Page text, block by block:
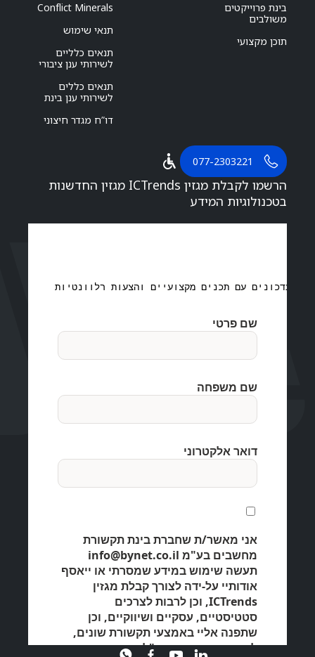
בינת פרוייקטים
משולבים
תוכן מקצועי
Conflict Minerals
תנאי שימוש
תנאים כלליים
לשירותי ענן ציבורי
תנאים כללים
לשירותי ענן בינת
דו”ח מגדר חיצוני
077-2303221
הרשמו לקבלת מגזין ICTrends מגזין החדשנות
בטכנולוגיות המידע